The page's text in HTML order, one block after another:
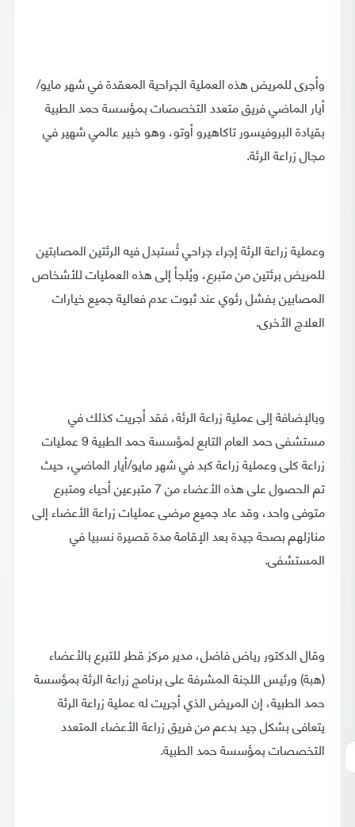
وأجرى للمريض هذه العملية الجراحية المعقدة في شهر مايو/
أيار الماضي فريق متعدد التخصصات بمؤسسة حمد الطبية
بقيادة البروفيسور تاكاهيرو أوتو، وهو خبير عالمي شهير في
مجال زراعة الرئة.
وعملية زراعة الرئة إجراء جراحي تُستبدل فيه الرئتين المصابتين
للمريض برئتين من متبرع، ويُلجأ إلى هذه العمليات للأشخاص
المصابين بفشل رئوي عند ثبوت عدم فعالية جميع خيارات
العلاج الأخرى.
وبالإضافة إلى عملية زراعة الرئة، فقد أجريت كذلك في
مستشفى حمد العام التابع لمؤسسة حمد الطبية 9 عمليات
زراعة كلى وعملية زراعة كبد في شهر مايو/أيار الماضي، حيث
تم الحصول على هذه الأعضاء من 7 متبرعين أحياء ومتبرع
متوفى واحد، وقد عاد جميع مرضى عمليات زراعة الأعضاء إلى
منازلهم بصحة جيدة بعد الإقامة مدة قصيرة نسبيا في
المستشفى.
وقال الدكتور رياض فاضل، مدير مركز قطر للتبرع بالأعضاء
(هبة) ورئيس اللجنة المشرفة على برنامج زراعة الرئة بمؤسسة
حمد الطبية، إن المريض الذي أجريت له عملية زراعة الرئة
يتعافى بشكل جيد بدعم من فريق زراعة الأعضاء المتعدد
التخصصات بمؤسسة حمد الطبية.